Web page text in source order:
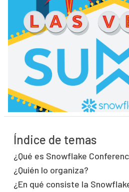
Índice de temas
¿Qué es Snowflake
¿Quién lo organiza?
¿En qué consiste la